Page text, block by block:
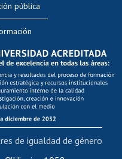
os
interna
pública
de igualdad de género